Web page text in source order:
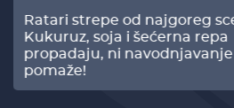
Ratari strepe od najgoreg
Kukuruz, soja i šećerna repa
propadaju, ni navodnjavanje
pomaže!